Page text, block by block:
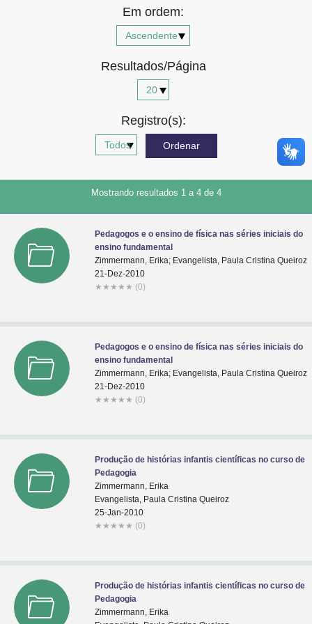
Em ordem:
Resultados/Página
Registro(s):
Mostrando resultados 1 a 4 de 4
Pedagogos e o ensino de física nas séries iniciais do
ensino fundamental
Zimmermann, Erika; Evangelista, Paula Cristina Queiroz
21-Dez-2010
★ ★ ★ ★ ★ (0)
Pedagogos e o ensino de física nas séries iniciais do
ensino fundamental
Zimmermann, Erika; Evangelista, Paula Cristina Queiroz
21-Dez-2010
★ ★ ★ ★ ★ (0)
Produção de histórias infantis científicas no curso de
Pedagogia
Zimmermann, Erika
Evangelista, Paula Cristina Queiroz
25-Jan-2010
★ ★ ★ ★ ★ (0)
Produção de histórias infantis científicas no curso de
Pedagogia
Zimmermann, Erika